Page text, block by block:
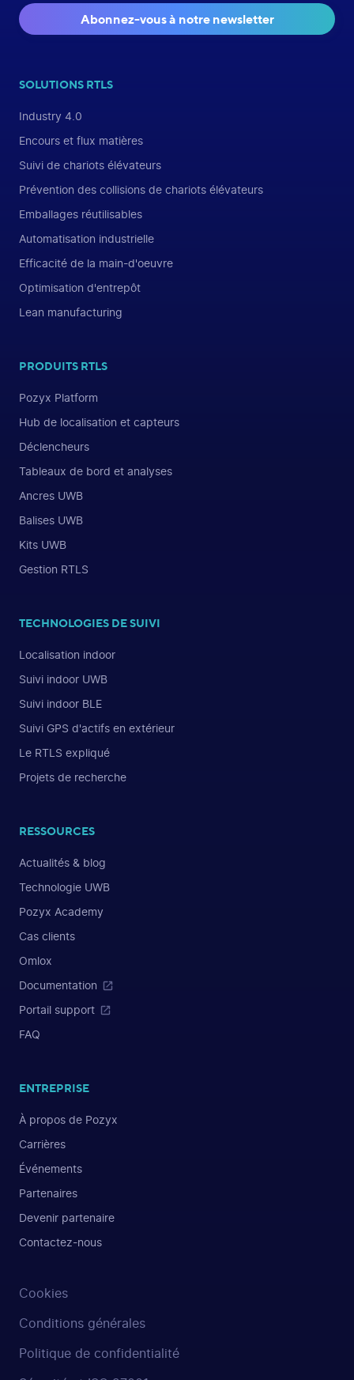
Abonnez-vous à notre newsletter
SOLUTIONS RTLS
Industry 4.0
Encours et flux matières
Suivi de chariots élévateurs
Prévention des collisions de chariots élévateurs
Emballages réutilisables
Automatisation industrielle
Efficacité de la main-d'oeuvre
Optimisation d'entrepôt
Lean manufacturing
PRODUITS RTLS
Pozyx Platform
Hub de localisation et capteurs
Déclencheurs
Tableaux de bord et analyses
Ancres UWB
Balises UWB
Kits UWB
Gestion RTLS
TECHNOLOGIES DE SUIVI
Localisation indoor
Suivi indoor UWB
Suivi indoor BLE
Suivi GPS d'actifs en extérieur
Le RTLS expliqué
Projets de recherche
RESSOURCES
Actualités & blog
Technologie UWB
Pozyx Academy
Cas clients
Omlox
Documentation
Portail support
FAQ
ENTREPRISE
À propos de Pozyx
Carrières
Événements
Partenaires
Devenir partenaire
Contactez-nous
Cookies
Conditions générales
Politique de confidentialité